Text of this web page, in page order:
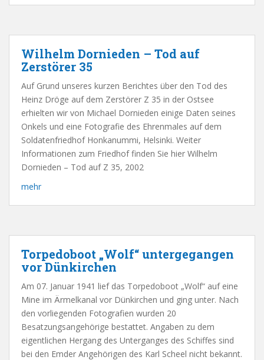
Wilhelm Dornieden – Tod auf
Zerstörer 35
Auf Grund unseres kurzen Berichtes über den Tod des
Heinz Dröge auf dem Zerstörer Z 35 in der Ostsee
erhielten wir von Michael Dornieden einige Daten seines
Onkels und eine Fotografie des Ehrenmales auf dem
Soldatenfriedhof Honkanummi, Helsinki. Weiter
Informationen zum Friedhof finden Sie hier Wilhelm
Dornieden – Tod auf Z 35, 2002
mehr
Torpedoboot „Wolf“ untergegangen
vor Dünkirchen
Am 07. Januar 1941 lief das Torpedoboot „Wolf“ auf eine
Mine im Ärmelkanal vor Dünkirchen und ging unter. Nach
den vorliegenden Fotografien wurden 20
Besatzungsangehörige bestattet. Angaben zu dem
eigentlichen Hergang des Unterganges des Schiffes sind
bei den Emder Angehörigen des Karl Scheel nicht bekannt.